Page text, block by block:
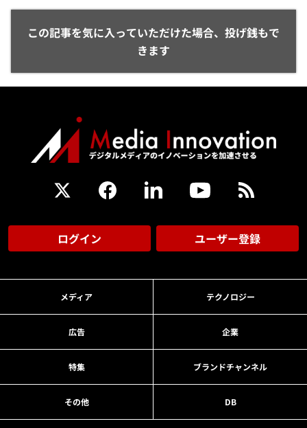
この記事を気に入っていただけた場合、投げ銭もで
きます
ログイン ユーザー登録
メディア テクノロジー
広告 企業
特集 ブランドチャンネル
その他 DB